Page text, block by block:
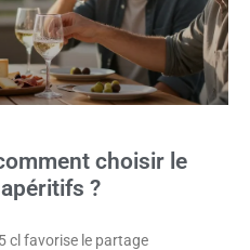
choisir le
?
cl favorise le partage